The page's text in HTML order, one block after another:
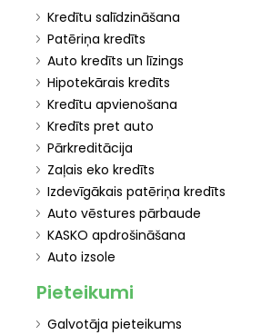
Kredītu salīdzināšana
Patēriņa kredīts
Auto kredīts un līzings
Hipotekārais kredīts
Kredītu apvienošana
Kredīts pret auto
Pārkreditācija
Zaļais eko kredīts
Izdevīgākais patēriņa kredīts
Auto vēstures pārbaude
KASKO apdrošināšana
Auto izsole
Pieteikumi
Galvotāja pieteikums